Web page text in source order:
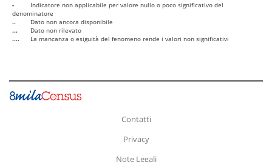
-
Indicatore non applicabile per valore nullo o poco significativo del
denominatore
..
Dato non ancora disponibile
...
Dato non rilevato
....
La mancanza o esiguità del fenomeno rende i valori non significativi
Contatti
Privacy
Note Legali